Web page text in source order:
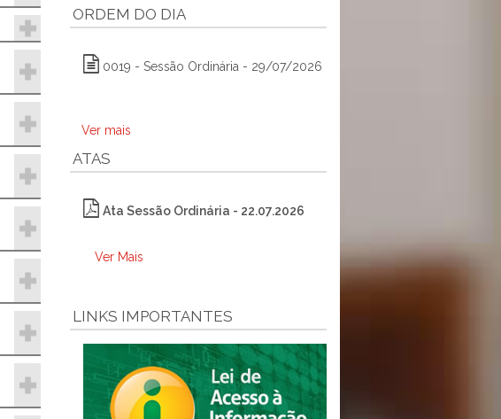
ORDEM DO DIA
0019 - Sessão Ordinária - 29/07/2026
Ver mais
ATAS
Ata Sessão Ordinária - 22.07.2026
Ver Mais
LINKS IMPORTANTES